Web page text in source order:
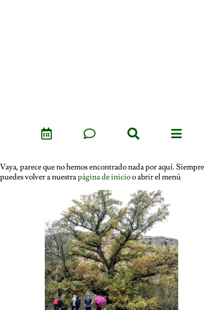
Vaya, parece que no hemos encontrado nada por aquí. Siempre
puedes volver a nuestrapágina de inicioo abrir el menú